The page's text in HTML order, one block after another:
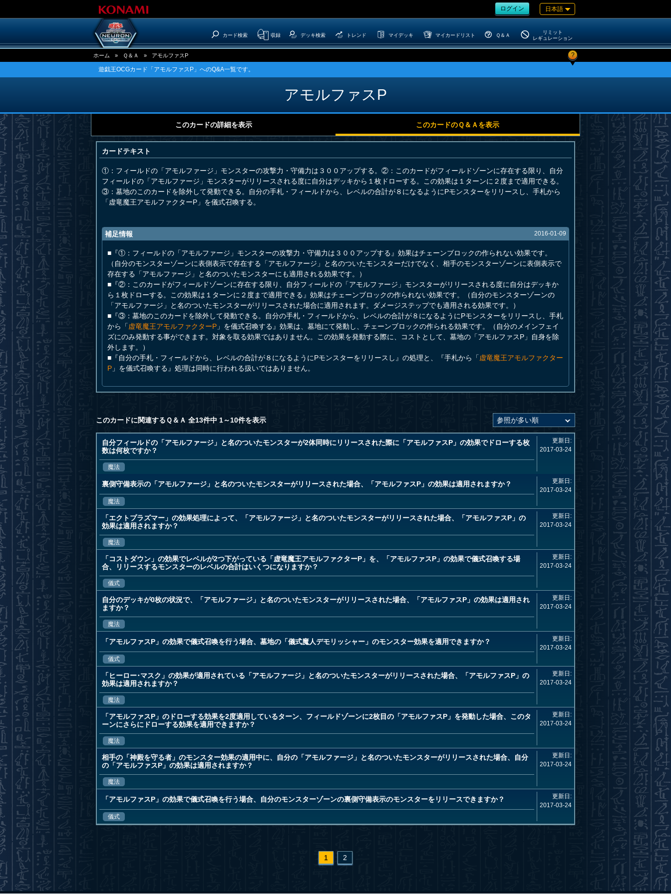
ログイン 日本語
カード検索 収録 デッキ検索 トレンド マイデッキ マイカードリスト Ｑ＆Ａ
リミット
レギュレーション
ホーム » Ｑ＆Ａ » アモルファスP ?
遊戯王OCGカード「アモルファスP」へのQ&A一覧です。
アモルファスP
このカードの詳細を表示 このカードのＱ＆Ａを表示
カードテキスト
①：フィールドの「アモルファージ」モンスターの攻撃力・守備力は３００アップする。②：このカードがフィールドゾーンに存在する限り、自分
フィールドの「アモルファージ」モンスターがリリースされる度に自分はデッキから１枚ドローする。この効果は１ターンに２度まで適用できる。
③：墓地のこのカードを除外して発動できる。自分の手札・フィールドから、レベルの合計が８になるようにPモンスターをリリースし、手札から
「虚竜魔王アモルファクターP」を儀式召喚する。
補足情報 2016-01-09
■『①：フィールドの「アモルファージ」モンスターの攻撃力・守備力は３００アップする』効果はチェーンブロックの作られない効果です。
（自分のモンスターゾーンに表側表示で存在する「アモルファージ」と名のついたモンスターだけでなく、相手のモンスターゾーンに表側表示で
存在する「アモルファージ」と名のついたモンスターにも適用される効果です。）
■『②：このカードがフィールドゾーンに存在する限り、自分フィールドの「アモルファージ」モンスターがリリースされる度に自分はデッキか
ら１枚ドローする。この効果は１ターンに２度まで適用できる』効果はチェーンブロックの作られない効果です。（自分のモンスターゾーンの
「アモルファージ」と名のついたモンスターがリリースされた場合に適用されます。ダメージステップでも適用される効果です。）
■『③：墓地のこのカードを除外して発動できる。自分の手札・フィールドから、レベルの合計が８になるようにPモンスターをリリースし、手札
から「 虚竜魔王アモルファクターP 」を儀式召喚する』効果は、墓地にて発動し、チェーンブロックの作られる効果です。（自分のメインフェイ
ズにのみ発動する事ができます。対象を取る効果ではありません。この効果を発動する際に、コストとして、墓地の「アモルファスP」自身を除
外します。）
■『自分の手札・フィールドから、レベルの合計が８になるようにPモンスターをリリースし』の処理と、『手札から「 虚竜魔王アモルファクター
P 」を儀式召喚する』処理は同時に行われる扱いではありません。
このカードに関連するＱ＆Ａ 全13件中 1～10件を表示
自分フィールドの「アモルファージ」と名のついたモンスターが2体同時にリリースされた際に「アモルファスP」の効果でドローする枚
数は何枚ですか？
魔法
更新日:
2017-03-24
裏側守備表示の「アモルファージ」と名のついたモンスターがリリースされた場合、「アモルファスP」の効果は適用されますか？
魔法
更新日:
2017-03-24
「エクトプラズマー」の効果処理によって、「アモルファージ」と名のついたモンスターがリリースされた場合、「アモルファスP」の
効果は適用されますか？
魔法
更新日:
2017-03-24
「コストダウン」の効果でレベルが2つ下がっている「虚竜魔王アモルファクターP」を、「アモルファスP」の効果で儀式召喚する場
合、リリースするモンスターのレベルの合計はいくつになりますか？
儀式
更新日:
2017-03-24
自分のデッキが0枚の状況で、「アモルファージ」と名のついたモンスターがリリースされた場合、「アモルファスP」の効果は適用され
ますか？
魔法
更新日:
2017-03-24
「アモルファスP」の効果で儀式召喚を行う場合、墓地の「儀式魔人デモリッシャー」のモンスター効果を適用できますか？
儀式
更新日:
2017-03-24
「ヒーロー･マスク」の効果が適用されている「アモルファージ」と名のついたモンスターがリリースされた場合、「アモルファスP」の
効果は適用されますか？
魔法
更新日:
2017-03-24
「アモルファスP」のドローする効果を2度適用しているターン、フィールドゾーンに2枚目の「アモルファスP」を発動した場合、このタ
ーンにさらにドローする効果を適用できますか？
魔法
更新日:
2017-03-24
相手の「神殿を守る者」のモンスター効果の適用中に、自分の「アモルファージ」と名のついたモンスターがリリースされた場合、自分
の「アモルファスP」の効果は適用されますか？
魔法
更新日:
2017-03-24
「アモルファスP」の効果で儀式召喚を行う場合、自分のモンスターゾーンの裏側守備表示のモンスターをリリースできますか？
儀式
更新日:
2017-03-24
1 2